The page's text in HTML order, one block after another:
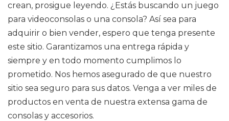
crean, prosigue leyendo. ¿Estás buscando un juego
para videoconsolas o una consola? Así sea para
adquirir o bien vender, espero que tenga presente
este sitio. Garantizamos una entrega rápida y
siempre y en todo momento cumplimos lo
prometido. Nos hemos asegurado de que nuestro
sitio sea seguro para sus datos. Venga a ver miles de
productos en venta de nuestra extensa gama de
consolas y accesorios.